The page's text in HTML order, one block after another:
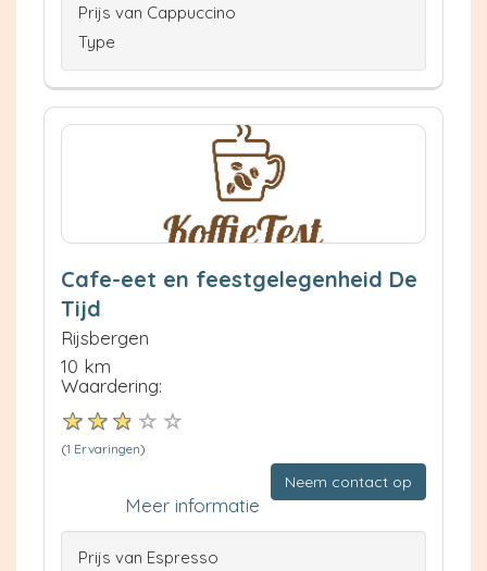
Prijs van Cappuccino
Type
Cafe-eet en feestgelegenheid De
Tijd
Rijsbergen
10 km
Waardering:
(1 Ervaringen)
Neem contact op
Meer informatie
Prijs van Espresso